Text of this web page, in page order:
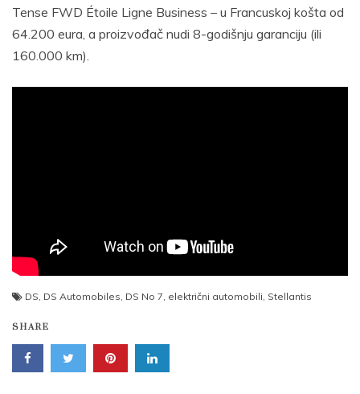
Tense FWD Étoile Ligne Business – u Francuskoj košta od
64.200 eura, a proizvođač nudi 8-godišnju garanciju (ili
160.000 km).
DS, DS Automobiles, DS No 7, električni automobili, Stellantis
SHARE